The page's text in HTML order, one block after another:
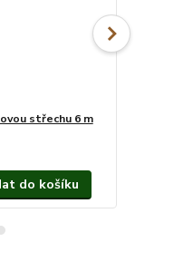
střechu 6 m
do košíku